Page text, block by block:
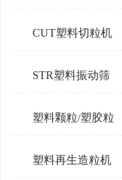
CUT塑料切粒机
STR塑料振动筛
塑料颗粒/塑胶粒
塑料再生造粒机